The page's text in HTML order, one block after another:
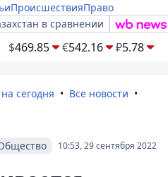
ПроисшествияПраво
в сравнении
$469.85 €542.16 ₽5.78
сегодня
Все новости
10:53, 29 сентября 2022